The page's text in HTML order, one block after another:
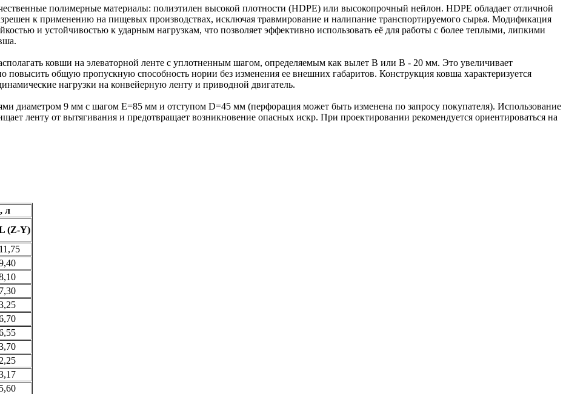
полимерные материалы: полиэтилен высокой плотности (HDPE) или высокопрочный нейлон. HDPE обладает отличной
к применению на пищевых производствах, исключая травмирование и налипание транспортируемого сырья. Модификация
и устойчивостью к ударным нагрузкам, что позволяет эффективно использовать её для работы с более теплыми, липкими
ковши на элеваторной ленте с уплотненным шагом, определяемым как вылет B или B - 20 мм. Это увеличивает
повысить общую пропускную способность нории без изменения ее внешних габаритов. Конструкция ковша характеризуется
нагрузки на конвейерную ленту и приводной двигатель.
диаметром 9 мм с шагом E=85 мм и отступом D=45 мм (перфорация может быть изменена по запросу покупателя). Использование
ленту от вытягивания и предотвращает возникновение опасных искр. При проектировании рекомендуется ориентироваться на
л
(Z-Y)
11,75
7,30
2,25
5,60